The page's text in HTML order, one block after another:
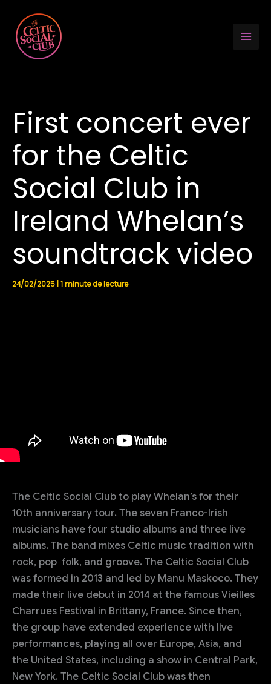
contenu
First concert ever
for the Celtic
Social Club in
Ireland Whelan’s
soundtrack video
24/02/2025 1 minute de lecture
The Celtic Social Club to play Whelan’s for their
10th anniversary tour. The seven Franco-Irish
musicians have four studio albums and three live
albums. The band mixes Celtic music tradition with
rock, pop folk, and groove. The Celtic Social Club
was formed in 2013 and led by Manu Maskoco. They
made their live debut in 2014 at the famous Vieilles
Charrues Festival in Brittany, France. Since then,
the group have extended experience with live
performances, playing all over Europe, Asia, and
the United States, including a show in Central Park,
New York. The Celtic Social Club was then